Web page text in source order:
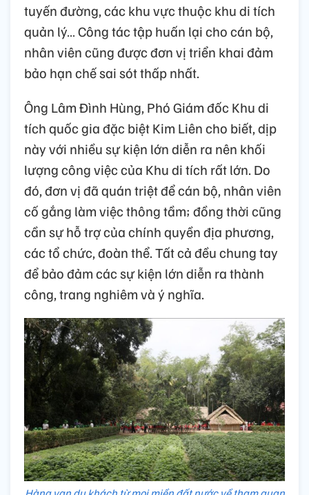
tuyến đường, các khu vực thuộc khu di tích
quản lý… Công tác tập huấn lại cho cán bộ,
nhân viên cũng được đơn vị triển khai đảm
bảo hạn chế sai sót thấp nhất.
Ông Lâm Đình Hùng, Phó Giám đốc Khu di
tích quốc gia đặc biệt Kim Liên cho biết, dịp
này với nhiều sự kiện lớn diễn ra nên khối
lượng công việc của Khu di tích rất lớn. Do
đó, đơn vị đã quán triệt để cán bộ, nhân viên
cố gắng làm việc thông tầm; đồng thời cũng
cần sự hỗ trợ của chính quyền địa phương,
các tổ chức, đoàn thể. Tất cả đều chung tay
để bảo đảm các sự kiện lớn diễn ra thành
công, trang nghiêm và ý nghĩa.